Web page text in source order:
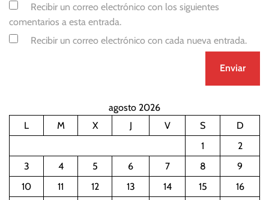
Recibir un correo electrónico con los siguientes
comentarios a esta entrada.
Recibir un correo electrónico con cada nueva entrada.
agosto 2026
L
M X J V S
D
1
2
3
4 5 6 7 8
9
10
11 12 13 14 15
16